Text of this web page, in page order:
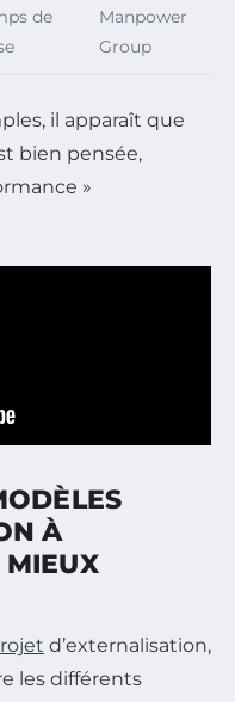
de
Manpower
Group
il apparaît que
bien pensée,
»
À
MIEUX
d’externalisation,
les différents